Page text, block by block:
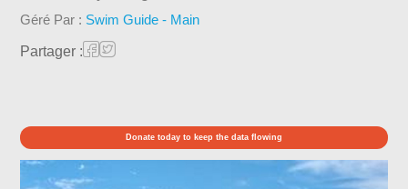
Géré Par : Swim Guide - Main
Partager :
Donate today to keep the data flowing